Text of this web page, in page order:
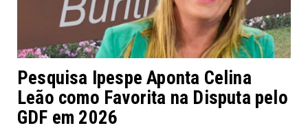
Pesquisa Ipespe Aponta Celina
Leão como Favorita na Disputa pelo
GDF em 2026